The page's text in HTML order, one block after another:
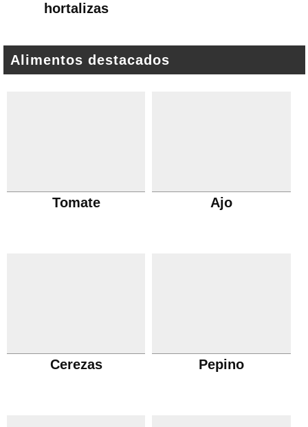
hortalizas
Alimentos destacados
Tomate Ajo
Cerezas Pepino